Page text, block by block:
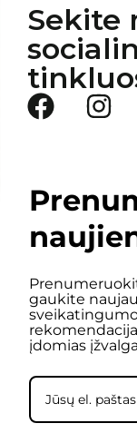
Sekite
gaukite
įdomias